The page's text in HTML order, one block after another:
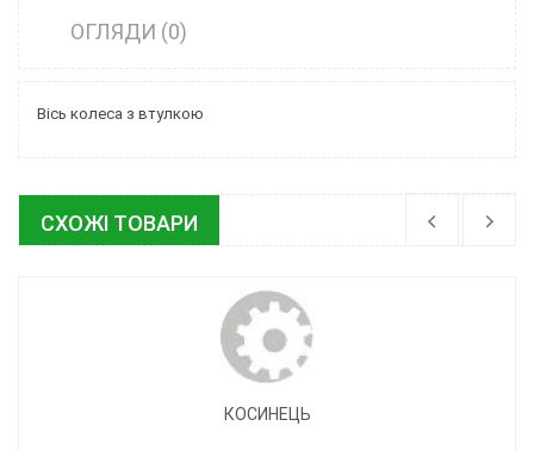
ОГЛЯДИ (0)
Вісь колеса з втулкою
СХОЖІ ТОВАРИ
КОСИНЕЦЬ